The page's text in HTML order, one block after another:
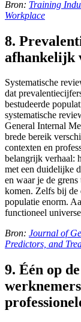
Bron: Training
Workplace
8.
afhankelijk
Systematische
dat
bestudeerde
systematische
General Internal
brede bereik
contexten en
belangrijk verhaal:
met een duidelijke
en waar je de
komen. Zelfs bij de
populatie enorm.
functioneel
Bron: Journal of
Predictors, and
9. Één op